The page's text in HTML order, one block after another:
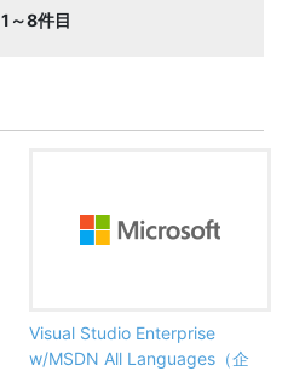
1～8件目
Visual Studio Enterprise
w/MSDN All Languages（企